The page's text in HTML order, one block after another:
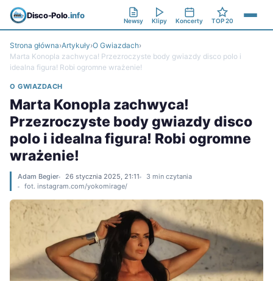
Disco-Polo.info
Newsy Klipy Koncerty TOP 20
Strona główna›Artykuły›O Gwiazdach›
Marta Konopla zachwyca! Przezroczyste body gwiazdy disco polo i
idealna figura! Robi ogromne wrażenie!
O GWIAZDACH
Marta Konopla zachwyca!
Przezroczyste body gwiazdy disco
polo i idealna figura! Robi ogromne
wrażenie!
Adam Begier 26 stycznia 2025, 21:11
3 min czytania
fot. instagram.com/yokomirage/